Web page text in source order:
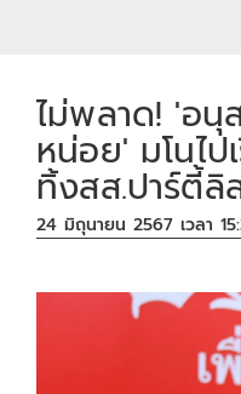
ไม่พลาด! 'อ
หน่อย' มโนไป
ทิ้งสส.ปาร์ตี้ลิ
24 มิถุนายน 2567 เวลา